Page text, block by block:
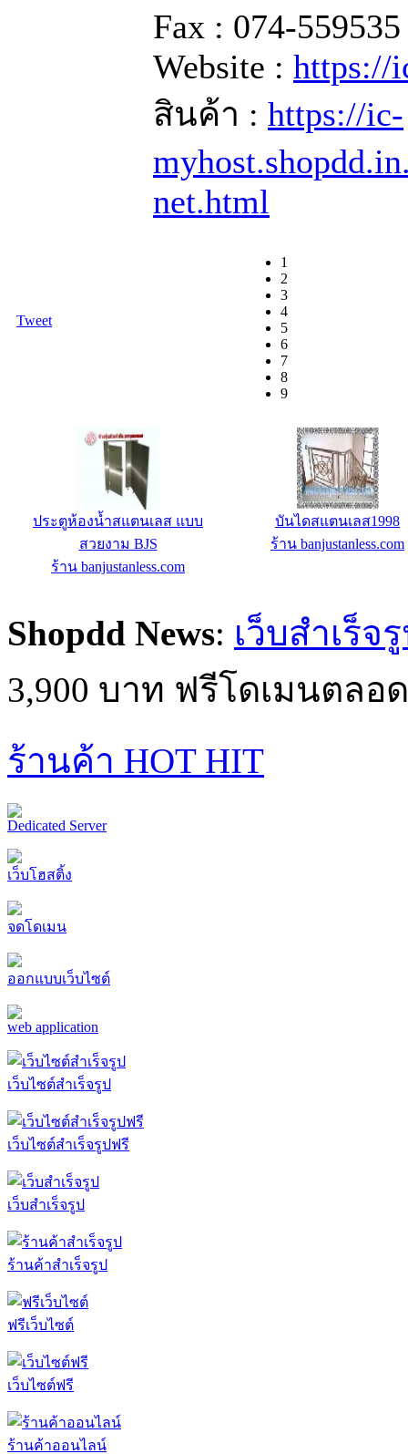
Fax : 074-559535
Website : https://
สินค้า : https://ic-
net.html
Tweet
1
2
3
4
5
6
7
8
9
ประตูห้องน้ำสแตนเลส แบบ
สวยงาม BJS
ร้าน banjustanless.com
บันไดสแตนเลส1998
ร้าน banjustanless.com
Shopdd News: เว็บสำเร็จ
3,900 บาท ฟรีโดเมนตลอ
ร้านค้า HOT HIT
Dedicated Server
เว็บโฮสติ้ง
จดโดเมน
ออกแบบเว็บไซต์
web application
เว็บไซต์สำเร็จรูป
เว็บไซต์สำเร็จรูปฟรี
เว็บสำเร็จรูป
ร้านค้าสำเร็จรูป
ฟรีเว็บไซต์
เว็บไซต์ฟรี
ร้านค้าออนไลน์